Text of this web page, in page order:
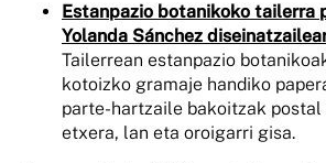
Estanpazio botanikoko tailerra
Yolanda Sánchez
Tailerrean estanpazio
kotoizko gramaje handiko
parte-hartzaile bakoitzak postal
etxera, lan eta oroigarri gisa.